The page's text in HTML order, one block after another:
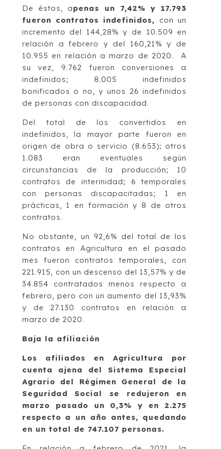
De éstos, apenas un 7,42% y 17.793
fueron contratos indefinidos,
con un
incremento del 144,28% y de 10.509 en
relación a febrero y del 160,21% y de
10.955 en relación a marzo de 2020. A
su vez, 9.762 fueron conversiones a
indefinidos; 8.005 indefinidos
bonificados o no, y unos 26 indefinidos
de personas con discapacidad.
Del total de los convertidos en
indefinidos, la mayor parte fueron en
origen de obra o servicio (8.653); otros
1.083 eran eventuales según
circunstancias de la producción; 10
contratos de interinidad; 6 temporales
con personas discapacitadas; 1 en
prácticas, 1 en formación y 8 de otros
contratos.
No obstante, un 92,6% del total de los
contratos en Agricultura en el pasado
mes fueron contratos temporales, con
221.915, con un descenso del 13,57% y de
34.854 contratados menos respecto a
febrero, pero con un aumento del 13,93%
y de 27.130 contratos en relación a
marzo de 2020.
Baja la afiliación
Los afiliados en Agricultura por
cuenta ajena del Sistema Especial
Agrario del Régimen General de la
Seguridad Social se redujeron en
marzo pasado un 0,3% y en 2.275
respecto a un año antes, quedando
en un total de 747.107 personas.